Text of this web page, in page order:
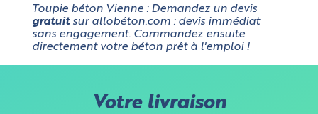
Toupie béton Vienne : Demandez un devis
gratuitsur allobéton.com : devis immédiat
sans engagement. Commandez ensuite
directement votre béton prêt à l'emploi !
Votre livraison